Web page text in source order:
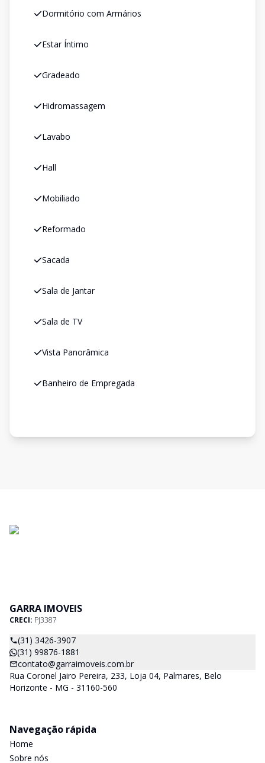
Dormitório com Armários
Estar Íntimo
Gradeado
Hidromassagem
Lavabo
Hall
Mobiliado
Reformado
Sacada
Sala de Jantar
Sala de TV
Vista Panorâmica
Banheiro de Empregada
GARRA IMOVEIS
CRECI: PJ3387
(31) 3426-3907
(31) 99876-1881
contato@garraimoveis.com.br
Rua Coronel Jairo Pereira, 233, Loja 04, Palmares, Belo
Horizonte - MG - 31160-560
Navegação rápida
Home
Sobre nós